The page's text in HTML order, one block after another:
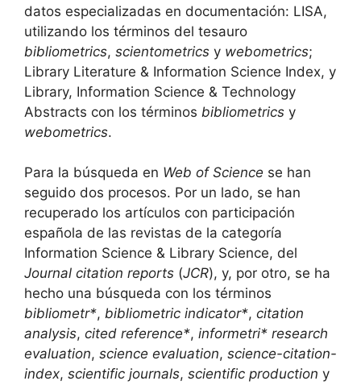
datos especializadas en documentación: LISA,
utilizando los términos del tesauro
bibliometrics, scientometrics y webometrics;
Library Literature & Information Science Index, y
Library, Information Science & Technology
Abstracts con los términos bibliometrics y
webometrics.
Para la búsqueda en Web of Science se han
seguido dos procesos. Por un lado, se han
recuperado los artículos con participación
española de las revistas de la categoría
Information Science & Library Science, del
Journal citation reports (JCR), y, por otro, se ha
hecho una búsqueda con los términos
bibliometr*, bibliometric indicator*, citation
analysis, cited reference*, informetri* research
evaluation, science evaluation, science-citation-
index, scientific journals, scientific production y